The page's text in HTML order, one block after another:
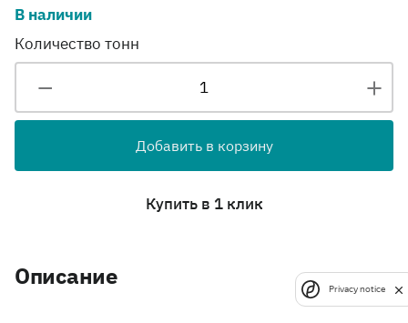
В наличии
Количество тонн
Добавить в корзину
Купить в 1 клик
Описание Privacy notice